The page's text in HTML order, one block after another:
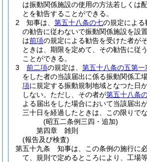
は振動関係施設の使用の方法若しくは
とを勧告することができる。
2
知事は、 第五十八条の七の規定による
の勧告に従わないで振動関係施設を設
は前項の規定による勧告を受けた者が
ときは、期限を定めて、その勧告に従
ことができる。
3
前二項の規定は、 第五十八条の五第一
をした者の当該届出に係る振動関係工
項に規定する振動規制地域となつた日
しない。 ただし、その者が第五十八条
よる届出をした場合において当該届出
三十日を経過したときは、この限りでな
(昭五二条例三四・追加)
第四章
雑則
(報告及び検査)
第五十九条
知事は、この条例の施行に
て、規則で定めるところにより、工場